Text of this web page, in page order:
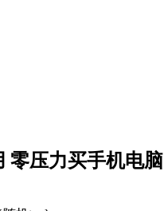
零压力买手机电脑